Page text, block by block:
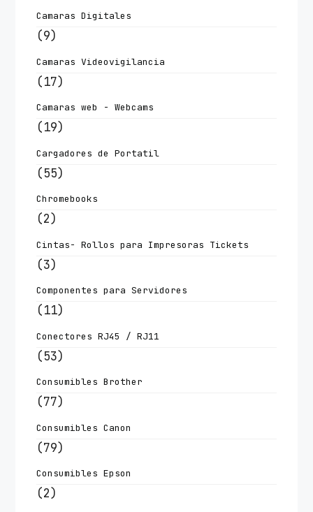
Camaras Digitales
(9)
Camaras Videovigilancia
(17)
Camaras web - Webcams
(19)
Cargadores de Portatil
(55)
Chromebooks
(2)
Cintas- Rollos para Impresoras Tickets
(3)
Componentes para Servidores
(11)
Conectores RJ45 / RJ11
(53)
Consumibles Brother
(77)
Consumibles Canon
(79)
Consumibles Epson
(2)